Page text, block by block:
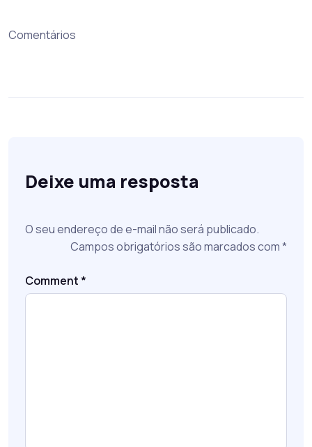
Comentários
Deixe uma resposta
O seu endereço de e-mail não será publicado.
Campos obrigatórios são marcados com*
Comment *